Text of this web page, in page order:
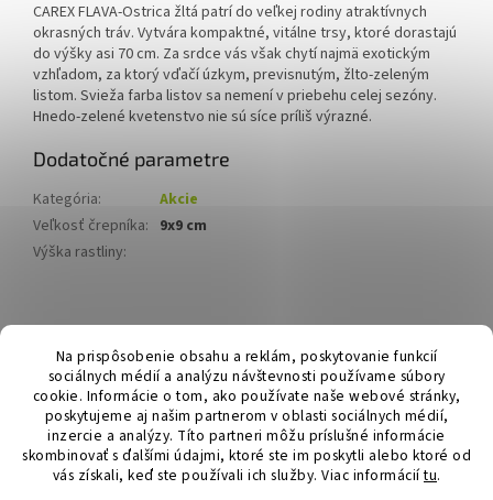
Na prispôsobenie obsahu a reklám, poskytovanie funkcií
sociálnych médií a analýzu návštevnosti používame súbory
cookie. Informácie o tom, ako používate naše webové stránky,
poskytujeme aj našim partnerom v oblasti sociálnych médií,
inzercie a analýzy. Títo partneri môžu príslušné informácie
skombinovať s ďalšími údajmi, ktoré ste im poskytli alebo ktoré od
vás získali, keď ste používali ich služby. Viac informáciítu.
CAREX FLAVA-Ostrica žltá patrí do veľkej rodiny atraktívnych
okrasných tráv. Vytvára kompaktné, vitálne trsy, ktoré dorastajú
do výšky asi 70 cm. Za srdce vás však chytí najmä exotickým
vzhľadom, za ktorý vďačí úzkym, previsnutým, žlto-zeleným
listom. Svieža farba listov sa nemení v priebehu celej sezóny.
Hnedo-zelené kvetenstvo nie sú síce príliš výrazné.
Dodatočné parametre
Kategória:
Akcie
Veľkosť črepníka: 9x9 cm
Výška rastliny:
á
Hurmikaki.com
Vytvoril Shoptet